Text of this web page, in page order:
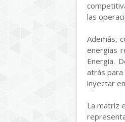
las
Además,
energías
Energía.
atrás
inyectar
La matriz